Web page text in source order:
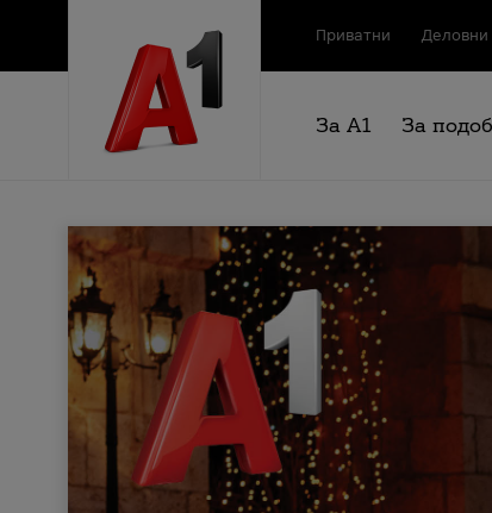
Приватни Деловни
За А1 За